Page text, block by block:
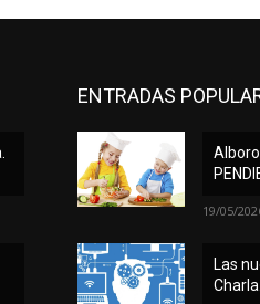
ENTRADAS
19/05/
Las